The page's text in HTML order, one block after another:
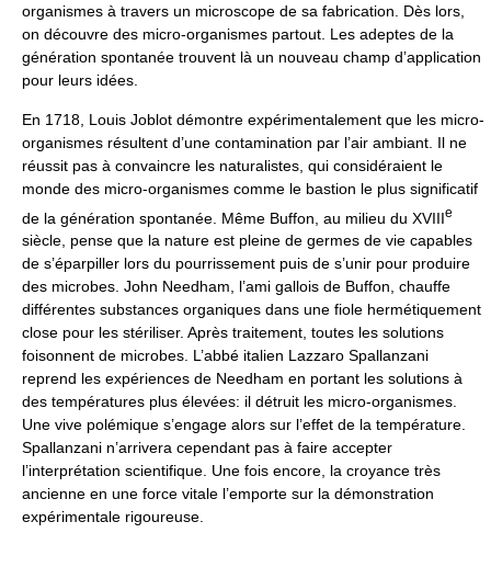
organismes à travers un microscope de sa fabrication. Dès lors,
on découvre des micro-organismes partout. Les adeptes de la
génération spontanée trouvent là un nouveau champ d’application
pour leurs idées.
En 1718, Louis Joblot démontre expérimentalement que les micro-
organismes résultent d’une contamination par l’air ambiant. Il ne
réussit pas à convaincre les naturalistes, qui considéraient le
monde des micro-organismes comme le bastion le plus significatif
de la génération spontanée. Même Buffon, au milieu du XVIIIe
siècle, pense que la nature est pleine de germes de vie capables
de s’éparpiller lors du pourrissement puis de s’unir pour produire
des microbes. John Needham, l’ami gallois de Buffon, chauffe
différentes substances organiques dans une fiole hermétiquement
close pour les stériliser. Après traitement, toutes les solutions
foisonnent de microbes. L’abbé italien Lazzaro Spallanzani
reprend les expériences de Needham en portant les solutions à
des températures plus élevées: il détruit les micro-organismes.
Une vive polémique s’engage alors sur l’effet de la température.
Spallanzani n’arrivera cependant pas à faire accepter
l’interprétation scientifique. Une fois encore, la croyance très
ancienne en une force vitale l’emporte sur la démonstration
expérimentale rigoureuse.